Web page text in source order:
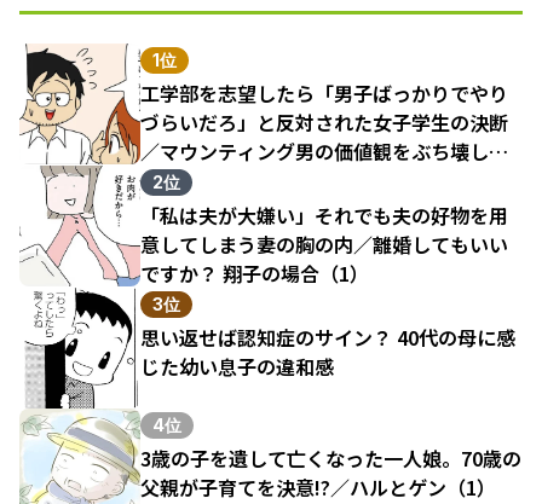
1位
工学部を志望したら「男子ばっかりでやり
づらいだろ」と反対された女子学生の決断
／マウンティング男の価値観をぶち壊した
結果（1）
2位
「私は夫が大嫌い」それでも夫の好物を用
意してしまう妻の胸の内／離婚してもいい
ですか？ 翔子の場合（1）
3位
思い返せば認知症のサイン？ 40代の母に感
じた幼い息子の違和感
4位
3歳の子を遺して亡くなった一人娘。70歳の
父親が子育てを決意!?／ハルとゲン（1）